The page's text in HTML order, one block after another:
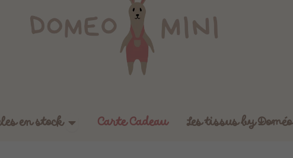
en stock Ouvrir Boutique - Articles en stock
Carte Cadeau Les tissus by Doméo